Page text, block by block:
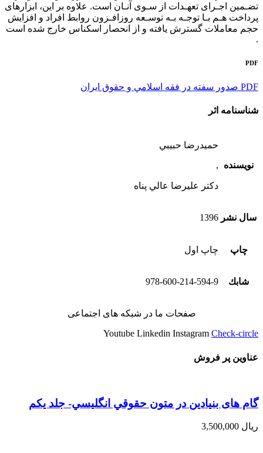
ﺗﻀـﻤﻴﻦ اﺟـﺮاى ﺗﻌﻬـﺪات از ﺳـﻮى آﻧـﺎن اﺳﺖ. ﻋﻼوه ﺑﺮ اﻳﻦ، اﺑﺰارﻫﺎى
ﭘﺮداﺧﺖ ﻫـﻢ ﺑـﺎ ﺗﻮﺟـﻪ ﺑـﻪ ﺗﻮﺳـﻌﻪ روزاﻓـﺰون روابط افراد و افزايش
حجم معاملات گسترش يافته و از انحصار اسكناس خارج شده است
.
PDF
PDF صدور سفته در فقه اسلامي و حقوق ايران
شناسنامه اثر
نویسنده
حميدرضا حبيبي
,
دكتر عليرضا عالي پناه
سال نشر 1396
چاپ چاپ اول
شابك 978-600-214-594-9
صفحات ما در شبکه های اجتماعی
Youtube Linkedin Instagram Check-circle
عناوین پر فروش
گام های بنیادین در متون حقوقي انگليسي- جلد يكم
ریال